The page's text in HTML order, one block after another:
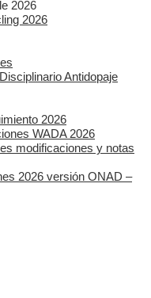
2026
2026
Antidopaje
2026
WADA 2026
modificaciones y notas
2026 versión ONAD –